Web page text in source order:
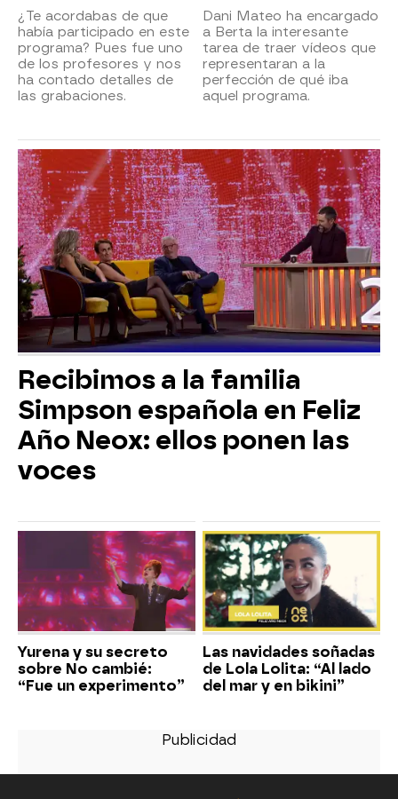
¿Te acordabas de que
había participado en este
programa? Pues fue uno
de los profesores y nos
ha contado detalles de
las grabaciones.
Dani Mateo ha encargado
a Berta la interesante
tarea de traer vídeos que
representaran a la
perfección de qué iba
aquel programa.
Recibimos a la familia
Simpson española en Feliz
Año Neox: ellos ponen las
voces
Yurena y su secreto
sobre No cambié:
“Fue un experimento”
Las navidades soñadas
de Lola Lolita: “Al lado
del mar y en bikini”